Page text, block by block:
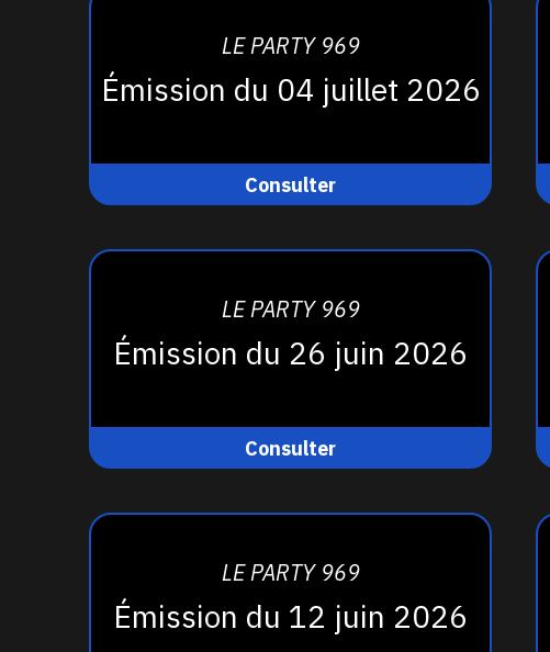
LE PARTY 969
Émission du 04 juillet 2026
Consulter
LE PARTY 969
Émission du 26 juin 2026
Consulter
LE PARTY 969
Émission du 12 juin 2026